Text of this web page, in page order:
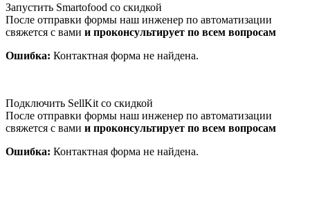
Запустить Smartofood со скидкой
После отправки формы наш инженер по автоматизации
свяжется с вами и проконсультирует по всем вопросам
Ошибка: Контактная форма не найдена.
Подключить SellKit со скидкой
После отправки формы наш инженер по автоматизации
свяжется с вами и проконсультирует по всем вопросам
Ошибка: Контактная форма не найдена.